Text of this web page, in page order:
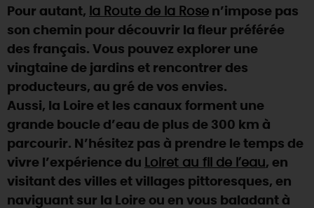
TOUT L'AGENDA
Pour autant, la Route de la Rose n’impose pas
son chemin pour découvrir la fleur préférée
des français. Vous pouvez explorer une
vingtaine de jardins et rencontrer des
producteurs, au gré de vos envies.
Aussi, la Loire et les canaux forment une
grande boucle d’eau de plus de 300 km à
parcourir. N’hésitez pas à prendre le temps de
vivre l’expérience du Loiret au fil de l’eau, en
visitant des villes et villages pittoresques, en
naviguant sur la Loire ou en vous baladant à